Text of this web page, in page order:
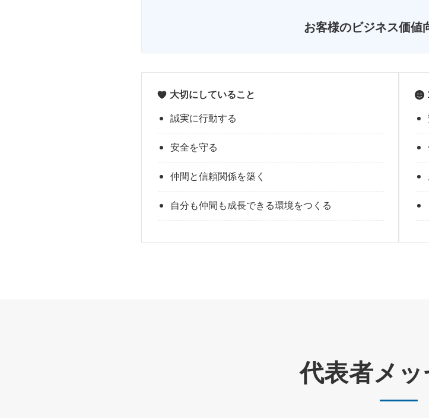
お客様のビジネス価値
大切にしていること
誠実に行動する
安全を守る
仲間と信頼関係を築く
自分も仲間も成長できる環境をつくる
代表者メ